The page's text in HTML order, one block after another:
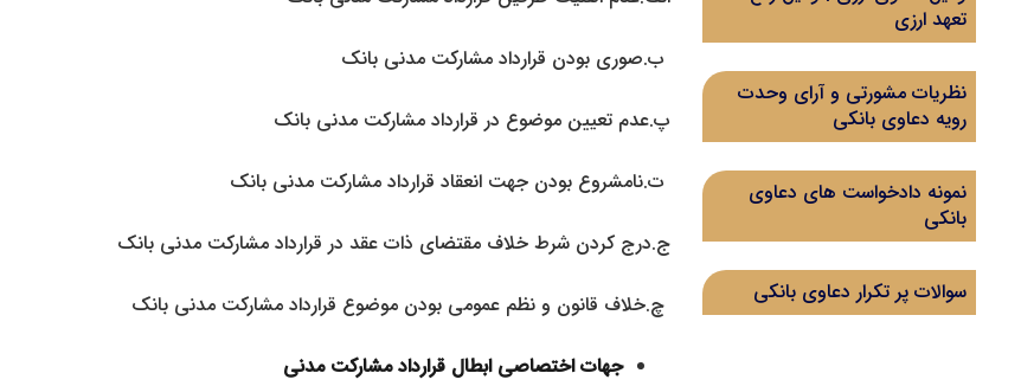
تعهد ارزی
نظریات مشورتی و آرای وحدت
رویه دعاوی بانکی
نمونه دادخواست های دعاوی
بانکی
سوالات پر تکرار دعاوی بانکی
ب.صوری بودن قرارداد مشارکت مدنی بانک
پ.عدم تعیین موضوع در قرارداد مشارکت مدنی بانک
ت.نامشروع بودن جهت انعقاد قرارداد مشارکت مدنی بانک
ج.درج کردن شرط خلاف مقتضای ذات عقد در قرارداد مشارکت مدنی بانک
چ.خلاف قانون و نظم عمومی بودن موضوع قرارداد مشارکت مدنی بانک
جهات اختصاصی ابطال قرارداد مشارکت مدنی